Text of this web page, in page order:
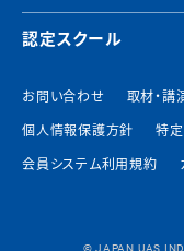
認定スクール
お問い合わせ 取材・講
個人情報保護方針
特
会員システム利用規約